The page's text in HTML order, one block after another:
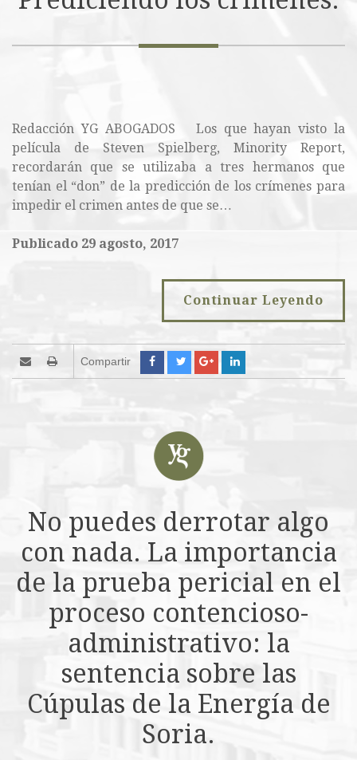
Redacción YG ABOGADOS Los que hayan visto la
película de Steven Spielberg, Minority Report,
recordarán que se utilizaba a tres hermanos que
tenían el “don” de la predicción de los crímenes para
impedir el crimen antes de que se…
Publicado 29 agosto, 2017
Continuar Leyendo
Compartir
No puedes derrotar algo
con nada. La importancia
de la prueba pericial en el
proceso contencioso-
administrativo: la
sentencia sobre las
Cúpulas de la Energía de
Soria.